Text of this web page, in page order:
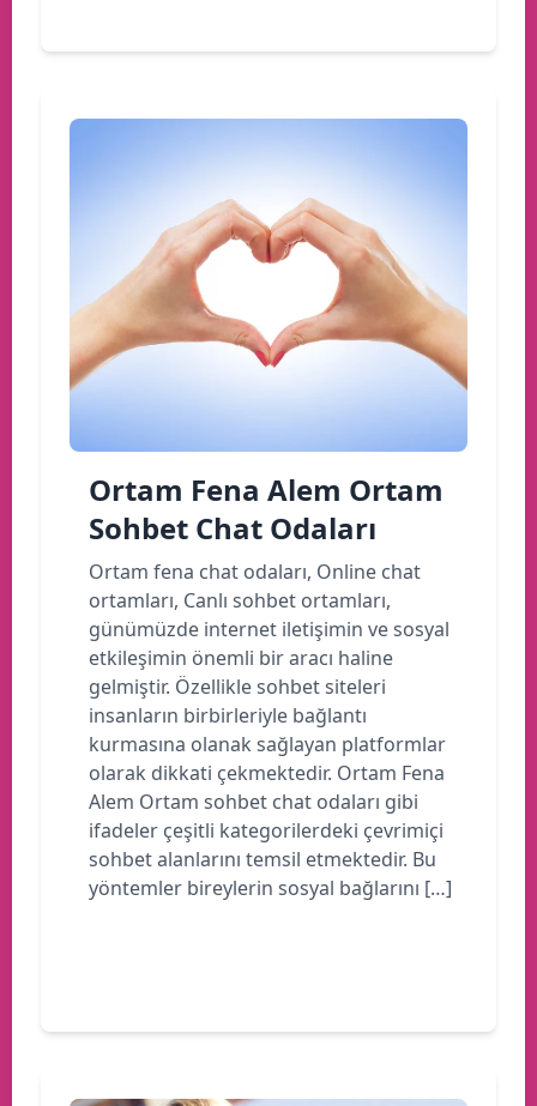
Ortam Fena Alem Ortam
Sohbet Chat Odaları
Ortam fena chat odaları, Online chat
ortamları, Canlı sohbet ortamları,
günümüzde internet iletişimin ve sosyal
etkileşimin önemli bir aracı haline
gelmiştir. Özellikle sohbet siteleri
insanların birbirleriyle bağlantı
kurmasına olanak sağlayan platformlar
olarak dikkati çekmektedir. Ortam Fena
Alem Ortam sohbet chat odaları gibi
ifadeler çeşitli kategorilerdeki çevrimiçi
sohbet alanlarını temsil etmektedir. Bu
yöntemler bireylerin sosyal bağlarını […]